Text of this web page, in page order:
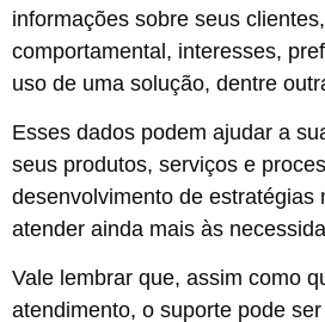
informações sobre seus
comportamental, interesses,
uso de uma solução, dentre
Esses dados podem ajudar a
seus produtos, serviços e
desenvolvimento de estratégias
atender ainda mais às
Vale lembrar que, assim como
atendimento, o suporte pode